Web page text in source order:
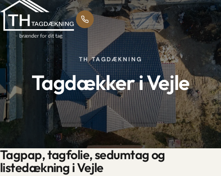
TH TAGDÆKNING
Tagdækker i Vejle
Tagpap, tagfolie, sedumtag og
listedækning i Vejle